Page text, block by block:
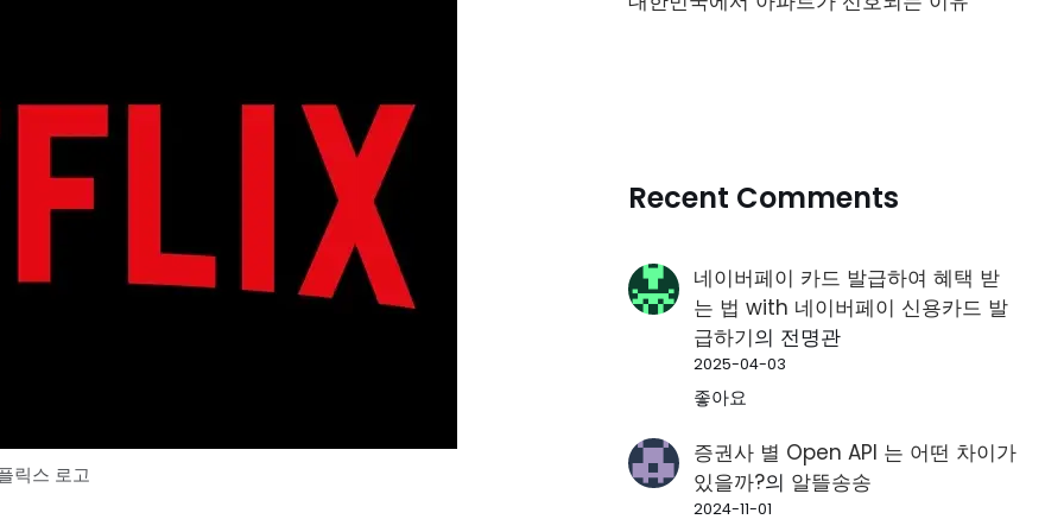
릭스 로고
Recent Comments
네이버페이 카드 발급하여 혜택 받
는 법 with 네이버페이 신용카드 발
급하기의 전명관
2025-04-03
좋아요
증권사 별 Open API 는 어떤 차이가
있을까?의 알뜰송송
2024-11-01